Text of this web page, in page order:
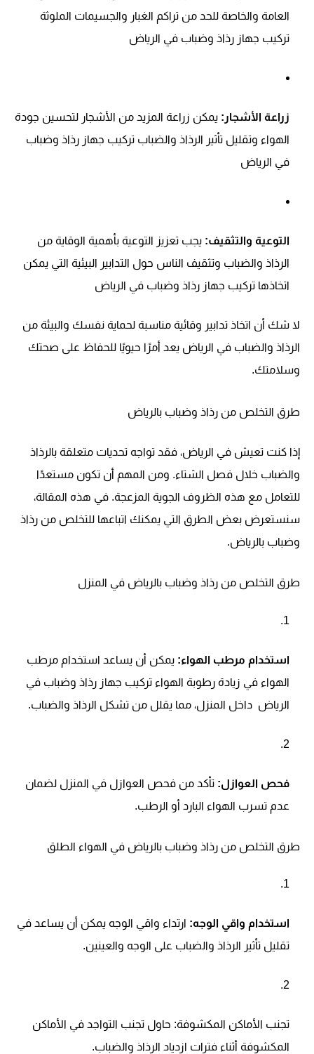
العامة والخاصة للحد من تراكم الغبار والجسيمات الملوثة
تركيب جهاز رذاذ وضباب في الرياض
زراعة الأشجار: يمكن زراعة المزيد من الأشجار لتحسين جودة
الهواء وتقليل تأثير الرذاذ والضباب تركيب جهاز رذاذ وضباب
في الرياض
التوعية والتثقيف: يجب تعزيز التوعية بأهمية الوقاية من
الرذاذ والضباب وتثقيف الناس حول التدابير البيئية التي يمكن
اتخاذها تركيب جهاز رذاذ وضباب في الرياض
لا شك أن اتخاذ تدابير وقائية مناسبة لحماية نفسك والبيئة من
الرذاذ والضباب في الرياض يعد أمرًا حيويًا للحفاظ على صحتك
وسلامتك.
طرق التخلص من رذاذ وضباب بالرياض
إذا كنت تعيش في الرياض، فقد تواجه تحديات متعلقة بالرذاذ
والضباب خلال فصل الشتاء. ومن المهم أن تكون مستعدًا
للتعامل مع هذه الظروف الجوية المزعجة. في هذه المقالة،
سنستعرض بعض الطرق التي يمكنك اتباعها للتخلص من رذاذ
وضباب بالرياض.
طرق التخلص من رذاذ وضباب بالرياض في المنزل
استخدام مرطب الهواء: يمكن أن يساعد استخدام مرطب
الهواء في زيادة رطوبة الهواء تركيب جهاز رذاذ وضباب في
الرياض داخل المنزل، مما يقلل من تشكل الرذاذ والضباب.
فحص العوازل: تأكد من فحص العوازل في المنزل لضمان
عدم تسرب الهواء البارد أو الرطب.
طرق التخلص من رذاذ وضباب بالرياض في الهواء الطلق
استخدام واقي الوجه: ارتداء واقي الوجه يمكن أن يساعد في
تقليل تأثير الرذاذ والضباب على الوجه والعينين.
تجنب الأماكن المكشوفة: حاول تجنب التواجد في الأماكن
المكشوفة أثناء فترات ازدياد الرذاذ والضباب.